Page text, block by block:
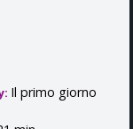
Il primo giorno